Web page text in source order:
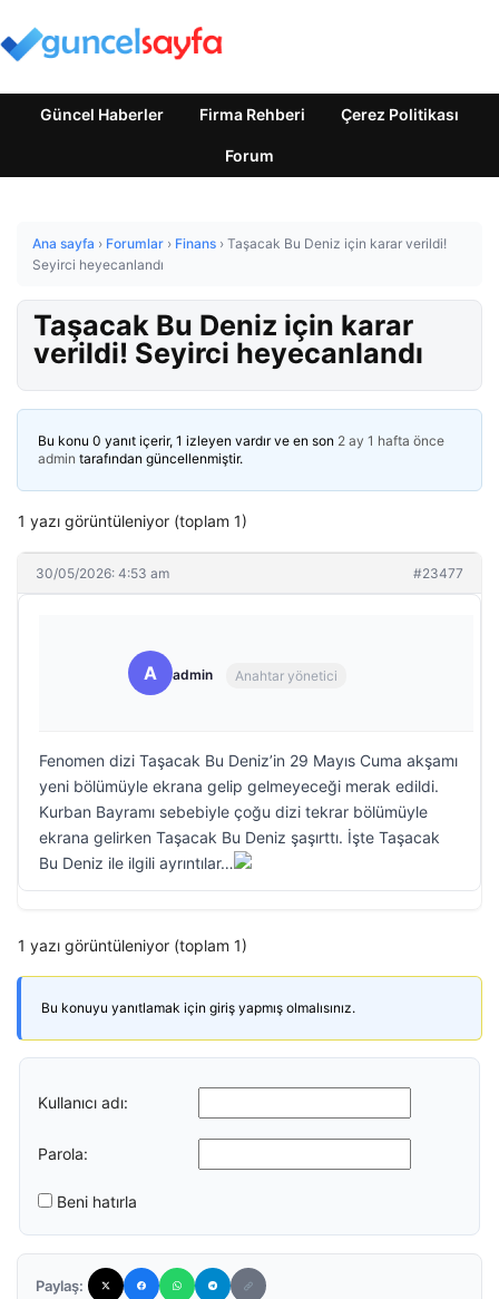
Güncel Haberler Firma Rehberi Çerez Politikası
Forum
Ana sayfa › Forumlar › Finans › Taşacak Bu Deniz için karar verildi!
Seyirci heyecanlandı
Taşacak Bu Deniz için karar
verildi! Seyirci heyecanlandı
Bu konu 0 yanıt içerir, 1 izleyen vardır ve en son 2 ay 1 hafta önce
admin tarafından güncellenmiştir.
1 yazı görüntüleniyor (toplam 1)
30/05/2026: 4:53 am #23477
A admin Anahtar yönetici
Fenomen dizi Taşacak Bu Deniz’in 29 Mayıs Cuma akşamı
yeni bölümüyle ekrana gelip gelmeyeceği merak edildi.
Kurban Bayramı sebebiyle çoğu dizi tekrar bölümüyle
ekrana gelirken Taşacak Bu Deniz şaşırttı. İşte Taşacak
Bu Deniz ile ilgili ayrıntılar…
1 yazı görüntüleniyor (toplam 1)
Bu konuyu yanıtlamak için giriş yapmış olmalısınız.
Kullanıcı adı:
Parola:
Beni hatırla
Paylaş: